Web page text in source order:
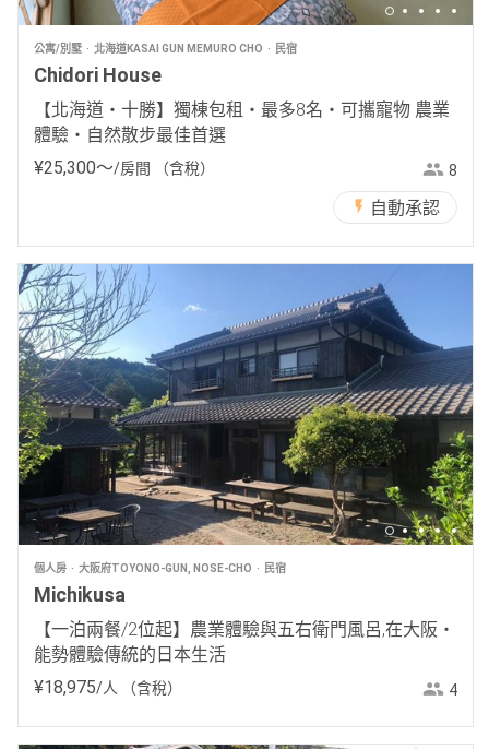
公寓/別墅 北海道KASAI GUN MEMURO CHO 民宿
Chidori House
【北海道・十勝】獨棟包租・最多8名・可攜寵物 農業
體驗・自然散步最佳首選
¥25,300〜/房間 （含稅） 8
自動承認
個人房 大阪府TOYONO-GUN, NOSE-CHO 民宿
Michikusa
【一泊兩餐/2位起】農業體驗與五右衛門風呂,在大阪・
能勢體驗傳統的日本生活
¥18,975/人 （含稅） 4